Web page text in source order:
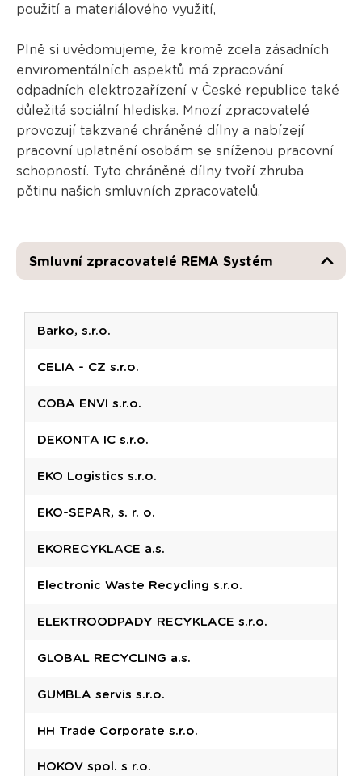
použití a materiálového využití,
Plně si uvědomujeme, že kromě zcela zásadních
enviromentálních aspektů má zpracování
odpadních elektrozařízení v České republice také
důležitá sociální hlediska. Mnozí zpracovatelé
provozují takzvané chráněné dílny a nabízejí
pracovní uplatnění osobám se sníženou pracovní
schopností. Tyto chráněné dílny tvoří zhruba
pětinu našich smluvních zpracovatelů.
Smluvní zpracovatelé REMA Systém
Barko, s.r.o.
CELIA - CZ s.r.o.
COBA ENVI s.r.o.
DEKONTA IC s.r.o.
EKO Logistics s.r.o.
EKO-SEPAR, s. r. o.
EKORECYKLACE a.s.
Electronic Waste Recycling s.r.o.
ELEKTROODPADY RECYKLACE s.r.o.
GLOBAL RECYCLING a.s.
GUMBLA servis s.r.o.
HH Trade Corporate s.r.o.
HOKOV spol. s r.o.